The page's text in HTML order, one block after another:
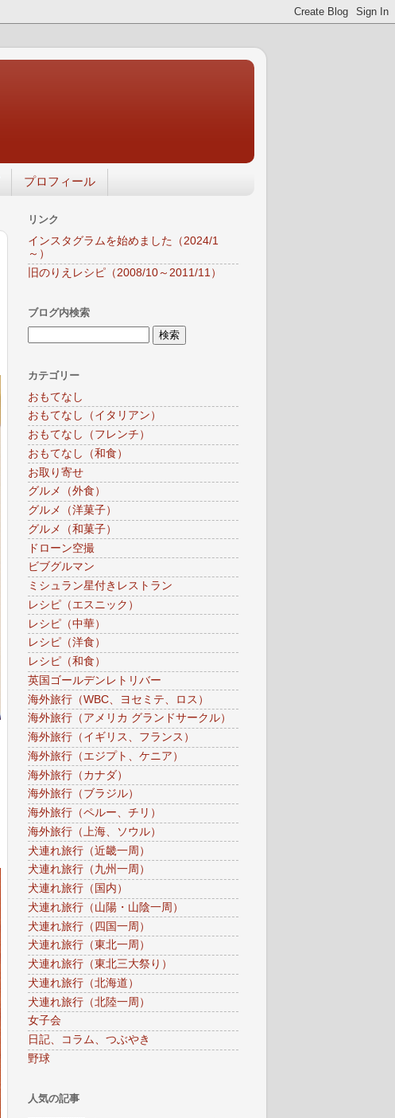
プロフィール
リンク
インスタグラムを始めました（2024/1
～）
旧のりえレシピ（2008/10～2011/11）
ブログ内検索
カテゴリー
おもてなし
おもてなし（イタリアン）
おもてなし（フレンチ）
おもてなし（和食）
お取り寄せ
グルメ（外食）
グルメ（洋菓子）
グルメ（和菓子）
ドローン空撮
ビブグルマン
ミシュラン星付きレストラン
レシピ（エスニック）
レシピ（中華）
レシピ（洋食）
レシピ（和食）
英国ゴールデンレトリバー
海外旅行（WBC、ヨセミテ、ロス）
海外旅行（アメリカ グランドサークル）
海外旅行（イギリス、フランス）
海外旅行（エジプト、ケニア）
海外旅行（カナダ）
海外旅行（ブラジル）
海外旅行（ペルー、チリ）
海外旅行（上海、ソウル）
犬連れ旅行（近畿一周）
犬連れ旅行（九州一周）
犬連れ旅行（国内）
犬連れ旅行（山陽・山陰一周）
犬連れ旅行（四国一周）
犬連れ旅行（東北一周）
犬連れ旅行（東北三大祭り）
犬連れ旅行（北海道）
犬連れ旅行（北陸一周）
女子会
日記、コラム、つぶやき
野球
人気の記事